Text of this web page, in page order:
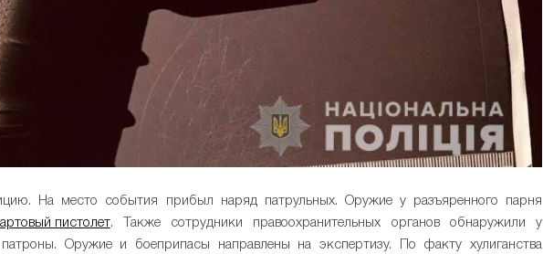
На место события прибыл наряд патрульных. Оружие у разъяренного парня
пистолет. Также сотрудники правоохранительных органов обнаружили у
Оружие и боеприпасы направлены на экспертизу. По факту хулиганства